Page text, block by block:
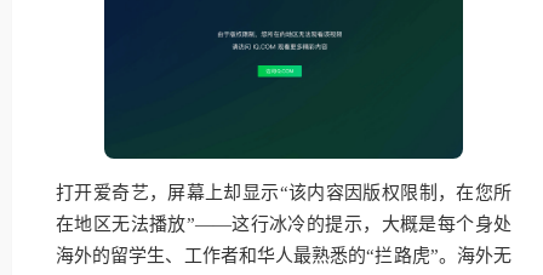
打开爱奇艺，屏幕上却显示“该内容因版权限制，在您所
在地区无法播放”——这行冰冷的提示，大概是每个身处
海外的留学生、工作者和华人最熟悉的“拦路虎”。海外无